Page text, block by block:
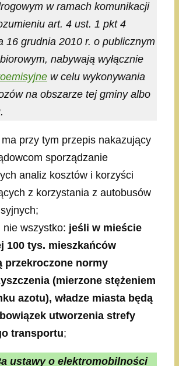
w ramach komunikacji
art. 4 ust. 1 pkt 4
16 grudnia 2010 r. o publicznym
nabywają wyłącznie
w celu wykonywania
na obszarze tej gminy albo
przy tym przepis nakazujący
sporządzanie
analiz kosztów i korzyści
z korzystania z autobusów
nie wszystko: jeśli w mieście
100 tys. mieszkańców
przekroczone normy
(mierzone stężeniem
azotu), władze miasta będą
utworzenia strefy
transportu;
ustawy o elektromobilności